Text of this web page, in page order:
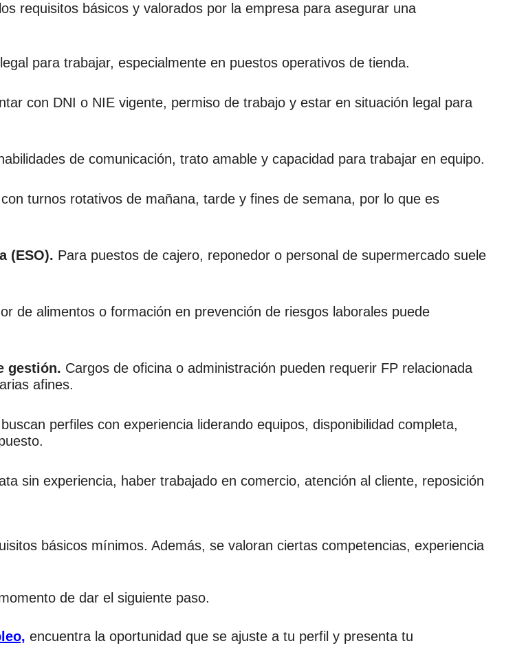
requisitos básicos y valorados por la empresa para asegurar una
para trabajar, especialmente en puestos operativos de tienda.
con DNI o NIE vigente, permiso de trabajo y estar en situación legal para
de comunicación, trato amable y capacidad para trabajar en equipo.
turnos rotativos de mañana, tarde y fines de semana, por lo que es
(ESO). Para puestos de cajero, reponedor o personal de supermercado suele
de alimentos o formación en prevención de riesgos laborales puede
gestión. Cargos de oficina o administración pueden requerir FP relacionada
afines.
perfiles con experiencia liderando equipos, disponibilidad completa,
sin experiencia, haber trabajado en comercio, atención al cliente, reposición
básicos mínimos. Además, se valoran ciertas competencias, experiencia
de dar el siguiente paso.
encuentra la oportunidad que se ajuste a tu perfil y presenta tu